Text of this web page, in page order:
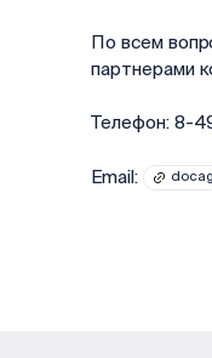
По всем
партнерами
Телефон: 8-
Email: